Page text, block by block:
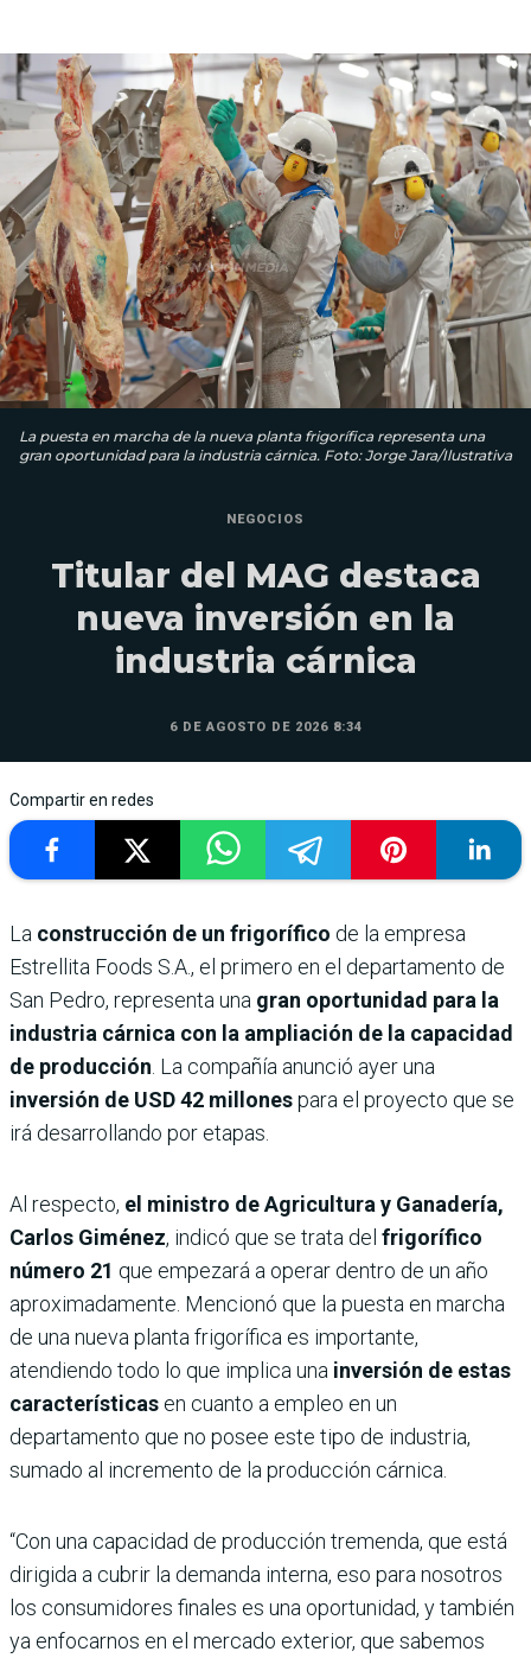
La puesta en marcha de la nueva planta frigorífica representa una
gran oportunidad para la industria cárnica. Foto: Jorge Jara/Ilustrativa
NEGOCIOS
Titular del MAG destaca
nueva inversión en la
industria cárnica
6 DE AGOSTO DE 2026 8:34
Compartir en redes
La construcción de un frigorífico de la empresa
Estrellita Foods S.A., el primero en el departamento de
San Pedro, representa una gran oportunidad para la
industria cárnica con la ampliación de la capacidad
de producción . La compañía anunció ayer una
inversión de USD 42 millonespara el proyecto que se
irá desarrollando por etapas.
Al respecto, el ministro de Agricultura y Ganadería,
Carlos Giménez, indicó que se trata del frigorífico
número 21 que empezará a operar dentro de un año
aproximadamente. Mencionó que la puesta en marcha
de una nueva planta frigorífica es importante,
atendiendo todo lo que implica una inversión de estas
características en cuanto a empleo en un
departamento que no posee este tipo de industria,
sumado al incremento de la producción cárnica.
“Con una capacidad de producción tremenda, que está
dirigida a cubrir la demanda interna, eso para nosotros
los consumidores finales es una oportunidad, y también
ya enfocarnos en el mercado exterior, que sabemos